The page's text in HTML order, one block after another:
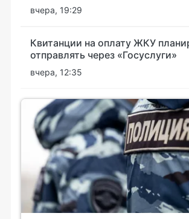
вчера, 19:29
Квитанции на оплату ЖКУ
отправлять через «Госуслуги»
вчера, 12:35